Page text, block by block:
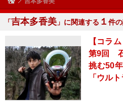
「吉本多香美 」に関連する １ 件
【コラ
第9回
挑む50
「ウル